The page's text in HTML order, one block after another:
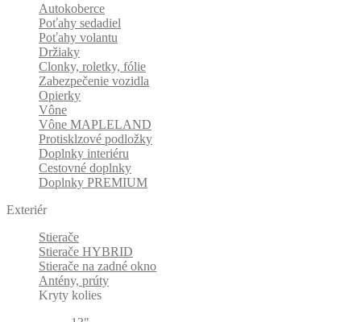
Autokoberce
Poťahy sedadiel
Poťahy volantu
Držiaky
Clonky, roletky, fólie
Zabezpečenie vozidla
Opierky
Vône
Vône MAPLELAND
Protisklzové podložky
Doplnky interiéru
Cestovné doplnky
Doplnky PREMIUM
Exteriér
Stierače
Stierače HYBRID
Stierače na zadné okno
Antény, prúty
Kryty kolies